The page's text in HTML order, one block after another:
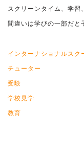
スクリーンタイム、学習
間違いは学びの一部だと
インターナショナルスク
チューター
受験
学校見学
教育